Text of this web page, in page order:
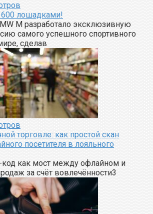
600 лошадками!
M разработало эксклюзивную
самого успешного спортивного
сделав
торговле: как простой скан
посетителя в лояльного
код как мост между офлайном и
за счёт вовлечённости3